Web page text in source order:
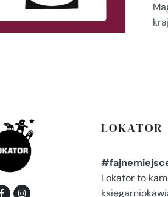
LOKATOR
Lokator to